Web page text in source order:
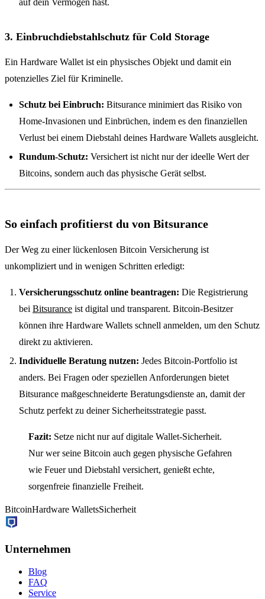
3. Einbruchdiebstahlschutz für Cold Storage
Ein Hardware Wallet ist ein physisches Objekt und damit ein
potenzielles Ziel für Kriminelle.
Schutz bei Einbruch: Bitsurance minimiert das Risiko von
Home-Invasionen und Einbrüchen, indem es den finanziellen
Verlust bei einem Diebstahl deines Hardware Wallets ausgleicht.
Rundum-Schutz: Versichert ist nicht nur der ideelle Wert der
Bitcoins, sondern auch das physische Gerät selbst.
So einfach profitierst du von Bitsurance
Der Weg zu einer lückenlosen Bitcoin Versicherung ist
unkompliziert und in wenigen Schritten erledigt:
Versicherungsschutz online beantragen: Die Registrierung
bei Bitsurance ist digital und transparent. Bitcoin-Besitzer
können ihre Hardware Wallets schnell anmelden, um den Schutz
direkt zu aktivieren.
Individuelle Beratung nutzen: Jedes Bitcoin-Portfolio ist
anders. Bei Fragen oder speziellen Anforderungen bietet
Bitsurance maßgeschneiderte Beratungsdienste an, damit der
Schutz perfekt zu deiner Sicherheitsstrategie passt.
Fazit: Setze nicht nur auf digitale Wallet-Sicherheit.
Nur wer seine Bitcoin auch gegen physische Gefahren
wie Feuer und Diebstahl versichert, genießt echte,
sorgenfreie finanzielle Freiheit.
BitcoinHardware WalletsSicherheit
Unternehmen
Blog
FAQ
Service